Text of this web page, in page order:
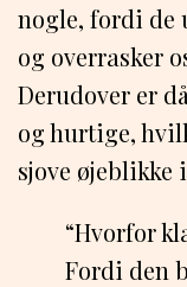
nogle, fordi de
og overrasker
Derudover er
og hurtige,
sjove øjeblikke
“Hvorfor
Fordi den